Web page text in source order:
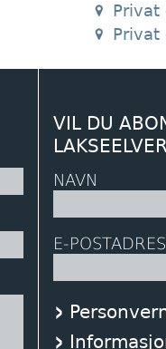
Privat
Privat
VIL DU
NAVN
E-